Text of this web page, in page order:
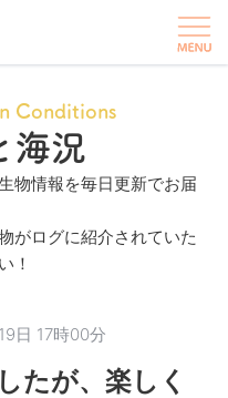
Conditions
海況
物情報を毎日更新でお届
がログに紹介されていた
！
日 17時00分
たが、楽しく